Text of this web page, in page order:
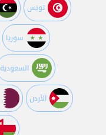
تونس
سوريا
السعودية
اﻷردن